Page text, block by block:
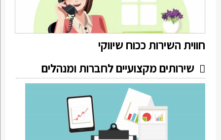
חווית השירות ככוח שיווקי
שירותים מקצועיים לחברות ומנהלים